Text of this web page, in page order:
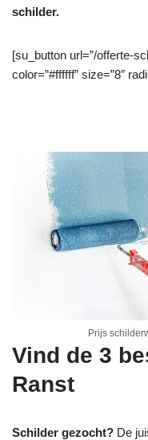
schilder.
[su_button url=”/offerte-
color=”#ffffff” size=”8″
Prijs
Vind de 3
Ranst
Schilder gezocht? De